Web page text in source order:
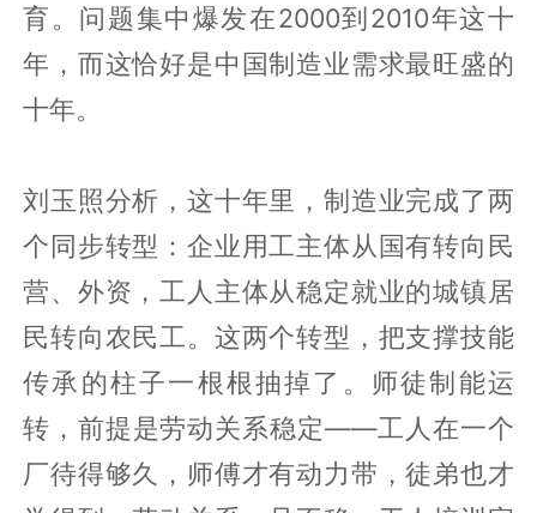
育。问题集中爆发在2000到2010年这十
年，而这恰好是中国制造业需求最旺盛的
十年。
刘玉照分析，这十年里，制造业完成了两
个同步转型：企业用工主体从国有转向民
营、外资，工人主体从稳定就业的城镇居
民转向农民工。这两个转型，把支撑技能
传承的柱子一根根抽掉了。师徒制能运
转，前提是劳动关系稳定——工人在一个
厂待得够久，师傅才有动力带，徒弟也才